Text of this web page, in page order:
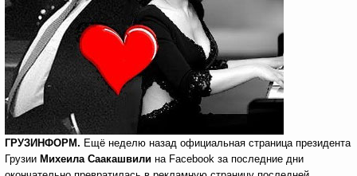
ГРУЗИНФОРМ. Ещё неделю назад официальная страница президента
Грузии Михеила Саакашвили на Facebook за последние дни